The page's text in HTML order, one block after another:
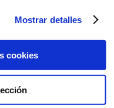
Mostrar detalles
cookies